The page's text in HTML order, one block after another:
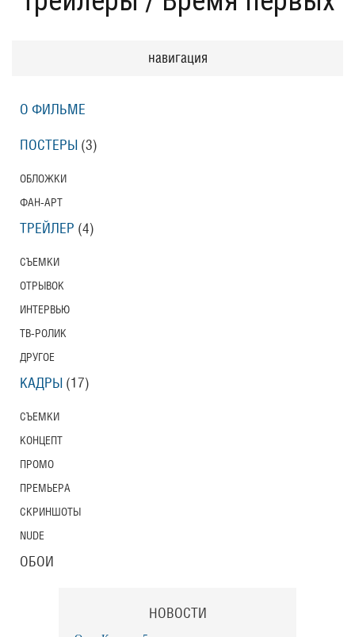
Moonlight
Трейлер (на русском языке)
навигация
О ФИЛЬМЕ
ПОСТЕРЫ (3)
ОБЛОЖКИ
ФАН-АРТ
ТРЕЙЛЕР (4)
СЪЕМКИ
ОТРЫВОК
ИНТЕРВЬЮ
ТВ-РОЛИК
ДРУГОЕ
КАДРЫ (17)
СЪЕМКИ
КОНЦЕПТ
ПРОМО
ПРЕМЬЕРА
СКРИНШОТЫ
NUDE
ОБОИ
НОВОСТИ